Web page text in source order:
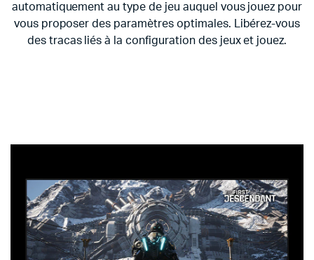
automatiquement au type de jeu auquel vous jouez pour
vous proposer des paramètres optimales. Libérez-vous
des tracas liés à la configuration des jeux et jouez.